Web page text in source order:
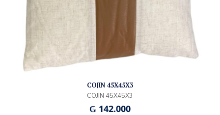
COJIN 45X45X3
COJIN 45X45X3
₲ 142.000